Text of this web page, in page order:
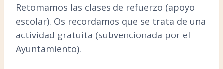
Retomamos las clases de refuerzo (apoyo
escolar). Os recordamos que se trata de una
actividad gratuita (subvencionada por el
Ayuntamiento).